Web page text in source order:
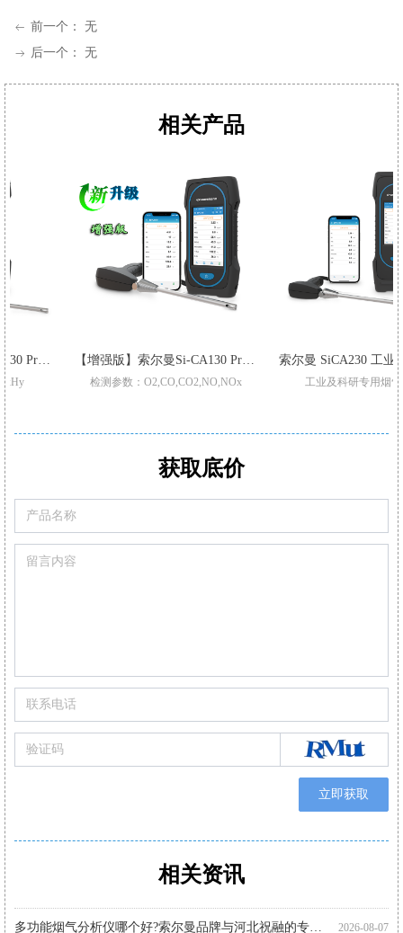
ꂃ 前一个： 无
ꁹ 后一个： 无
【增强版】索尔曼Si-CA130 Pro 烟气分析仪
检测参数：O2,CO,CO2,NO,NOx
标配2或3组气体传感器O2,CO,和Low NO/Low NOx
可现场更换的预校准智能型传感器
可设置停止气泵，保护CO传感器中毒
索尔曼 SiCA230 工业级烟气分析仪
工业及科研专用烟气分析仪
CO自动稀释和保护量程:50000ppm
满足高精度氮氧化物/二氧化硫测量
相关产品
立即获取
获取底价
相关资讯
购买便携式烟气分析仪注意事项 索尔曼品质之选
2026-08-07
便携烟气分析仪代理厂家优选：河北祝融环境科技
智能烟气分析仪有哪些品牌?索尔曼法国进口实力展现
进口烟气分析仪多少钱?推荐关注索尔曼进口品牌
手持式烟气分析仪哪个好?索尔曼品牌成行业优选
智能烟气分析仪哪个好?索尔曼以专业实力给出答案
索尔曼烟气分析仪使用步骤详解，专业操作指南看这里
烟气分析仪怎么选?进口仪器选购要点科普
手持烟气分析仪厂家代理推荐：索尔曼与河北祝融环境
多功能烟气分析仪使用注意事项：操作指南